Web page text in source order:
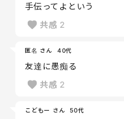
手伝ってよという
共感 2
匿名 さん 40代
友達に愚痴る
共感 2
こどもー さん 50代